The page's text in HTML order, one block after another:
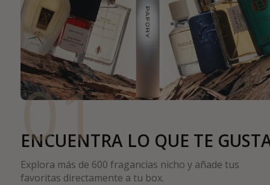
01
ENCUENTRA LO QUE TE
Explora más de 600 fragancias nicho y añade tus
favoritas directamente a tu box.